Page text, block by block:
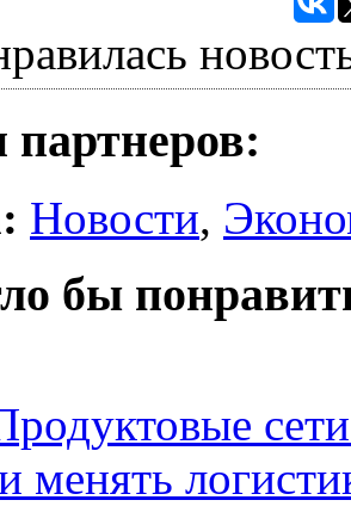
партнеров:
Новости,
бы
менять